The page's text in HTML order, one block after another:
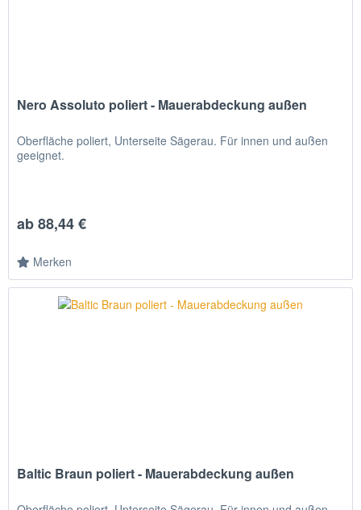
Nero Assoluto poliert - Mauerabdeckung außen
Oberfläche poliert, Unterseite Sägerau. Für innen und außen
geeignet.
ab 88,44 €
Merken
Baltic Braun poliert - Mauerabdeckung außen